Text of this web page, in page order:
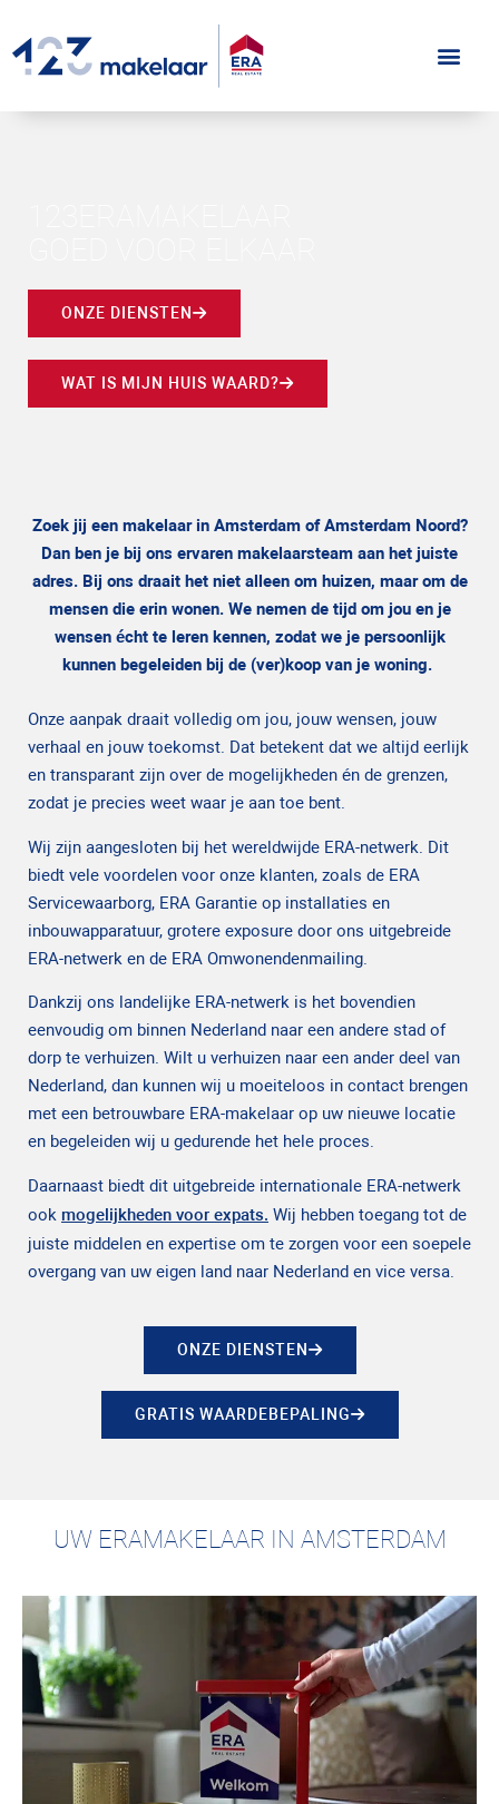
ONZE DIENSTEN
WAT IS MIJN HUIS WAARD?
Zoek jij een makelaar in Amsterdam of Amsterdam Noord?
Dan ben je bij ons ervaren makelaarsteam aan het juiste
adres. Bij ons draait het niet alleen om huizen, maar om de
mensen die erin wonen. We nemen de tijd om jou en je
wensen écht te leren kennen, zodat we je persoonlijk
kunnen begeleiden bij de (ver)koop van je woning.
Onze aanpak draait volledig om jou, jouw wensen, jouw
verhaal en jouw toekomst. Dat betekent dat we altijd eerlijk
en transparant zijn over de mogelijkheden én de grenzen,
zodat je precies weet waar je aan toe bent.
Wij zijn aangesloten bij het wereldwijde ERA-netwerk. Dit
biedt vele voordelen voor onze klanten, zoals de ERA
Servicewaarborg, ERA Garantie op installaties en
inbouwapparatuur, grotere exposure door ons uitgebreide
ERA-netwerk en de ERA Omwonendenmailing.
Dankzij ons landelijke ERA-netwerk is het bovendien
eenvoudig om binnen Nederland naar een andere stad of
dorp te verhuizen. Wilt u verhuizen naar een ander deel van
Nederland, dan kunnen wij u moeiteloos in contact brengen
met een betrouwbare ERA-makelaar op uw nieuwe locatie
en begeleiden wij u gedurende het hele proces.
Daarnaast biedt dit uitgebreide internationale ERA-netwerk
ook mogelijkheden voor expats. Wij hebben toegang tot de
juiste middelen en expertise om te zorgen voor een soepele
overgang van uw eigen land naar Nederland en vice versa.
ONZE DIENSTEN
GRATIS WAARDEBEPALING
UW ERAMAKELAAR IN AMSTERDAM